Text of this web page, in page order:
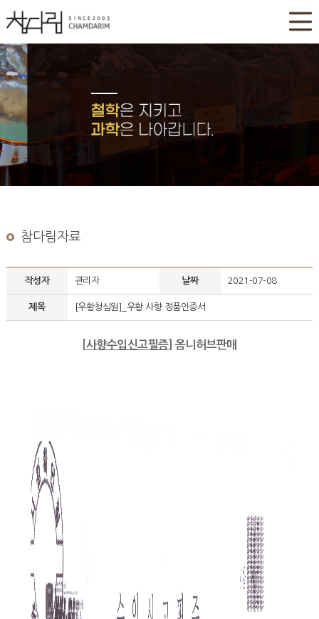
참다림자료
작성자 관리자 날짜 2021-07-08
제목 [우황청심원]_우황 사향 정품인증서
사향수입신고필증] 옴니허브판매